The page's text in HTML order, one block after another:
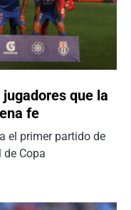
que la
fe
el primer partido de
Copa